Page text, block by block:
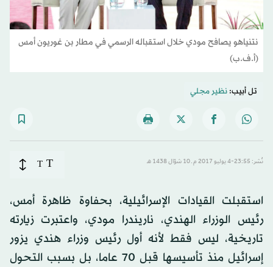
نتنياهو يصافح مودي خلال استقباله الرسمي في مطار بن غوريون أمس
(أ.ف.ب)
تل أبيب:نظير مجلي
نُشر: 23:55-4 يوليو 2017 م ـ 10 شوّال 1438 هـ T
T
استقبلت القيادات الإسرائيلية، بحفاوة ظاهرة أمس،
رئيس الوزراء الهندي، ناريندرا مودي، واعتبرت زيارته
تاريخية، ليس فقط لأنه أول رئيس وزراء هندي يزور
إسرائيل منذ تأسيسها قبل 70 عاما، بل بسبب التحول